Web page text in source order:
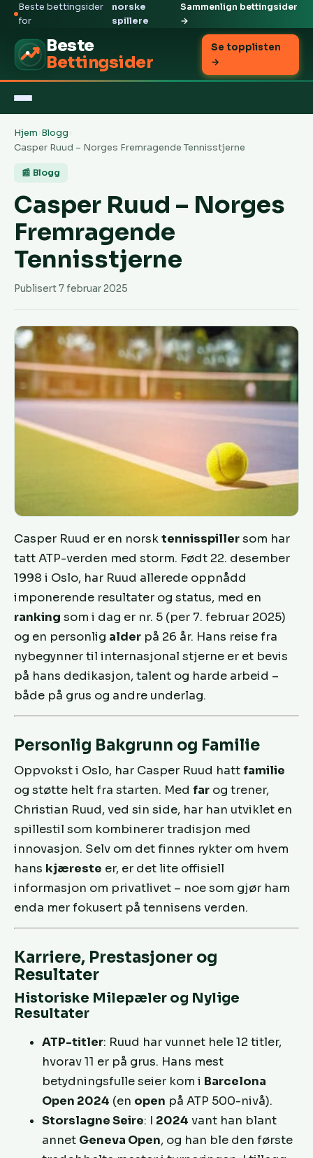
Beste bettingsider
for
norske
spillere
Sammenlign bettingsider
→
Beste
Bettingsider
Se topplisten
→
Hjem›Blogg›
Casper Ruud – Norges Fremragende Tennisstjerne
📰 Blogg
Casper Ruud – Norges
Fremragende
Tennisstjerne
Publisert 7 februar 2025
Casper Ruud er en norsktennisspillersom har
tatt ATP-verden med storm. Født 22. desember
1998 i Oslo, har Ruud allerede oppnådd
imponerende resultater og status, med en
ranking som i dag er nr. 5 (per 7. februar 2025)
og en personlig alder på 26 år. Hans reise fra
nybegynner til internasjonal stjerne er et bevis
på hans dedikasjon, talent og harde arbeid –
både på grus og andre underlag.
Personlig Bakgrunn og Familie
Oppvokst i Oslo, har Casper Ruud hatt familie
og støtte helt fra starten. Med far og trener,
Christian Ruud, ved sin side, har han utviklet en
spillestil som kombinerer tradisjon med
innovasjon. Selv om det finnes rykter om hvem
hans kjæreste er, er det lite offisiell
informasjon om privatlivet – noe som gjør ham
enda mer fokusert på tennisens verden.
Karriere, Prestasjoner og
Resultater
Historiske Milepæler og Nylige
Resultater
ATP-titler: Ruud har vunnet hele 12 titler,
hvorav 11 er på grus. Hans mest
betydningsfulle seier kom i Barcelona
Open 2024 (en open på ATP 500-nivå).
Storslagne Seire: I 2024 vant han blant
annet Geneva Open, og han ble den første